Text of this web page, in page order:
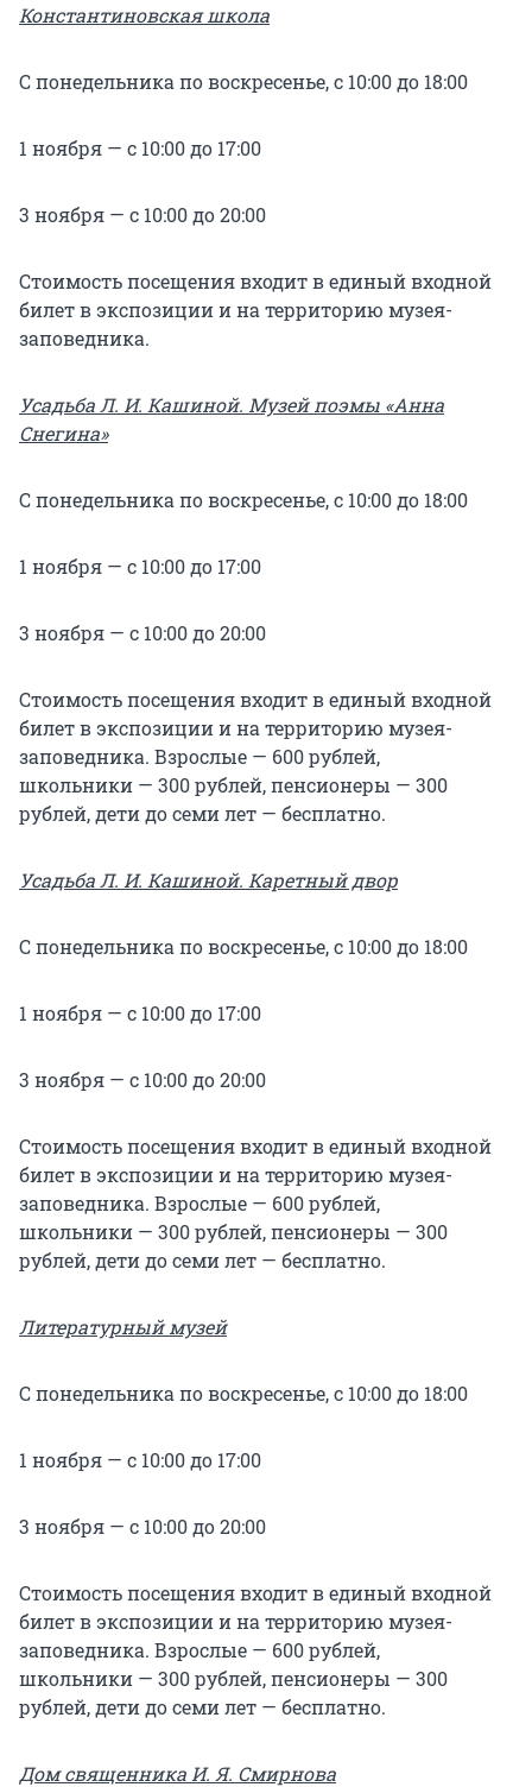
Константиновская школа
С понедельника по воскресенье, с 10:00 до 18:00
1 ноября — с 10:00 до 17:00
3 ноября — с 10:00 до 20:00
Стоимость посещения входит в единый входной
билет в экспозиции и на территорию музея-
заповедника.
Усадьба Л. И. Кашиной. Музей поэмы «Анна
Снегина»
С понедельника по воскресенье, с 10:00 до 18:00
1 ноября — с 10:00 до 17:00
3 ноября — с 10:00 до 20:00
Стоимость посещения входит в единый входной
билет в экспозиции и на территорию музея-
заповедника. Взрослые — 600 рублей,
школьники — 300 рублей, пенсионеры — 300
рублей, дети до семи лет — бесплатно.
Усадьба Л. И. Кашиной. Каретный двор
С понедельника по воскресенье, с 10:00 до 18:00
1 ноября — с 10:00 до 17:00
3 ноября — с 10:00 до 20:00
Стоимость посещения входит в единый входной
билет в экспозиции и на территорию музея-
заповедника. Взрослые — 600 рублей,
школьники — 300 рублей, пенсионеры — 300
рублей, дети до семи лет — бесплатно.
Литературный музей
С понедельника по воскресенье, с 10:00 до 18:00
1 ноября — с 10:00 до 17:00
3 ноября — с 10:00 до 20:00
Стоимость посещения входит в единый входной
билет в экспозиции и на территорию музея-
заповедника. Взрослые — 600 рублей,
школьники — 300 рублей, пенсионеры — 300
рублей, дети до семи лет — бесплатно.
Дом священника И. Я. Смирнова